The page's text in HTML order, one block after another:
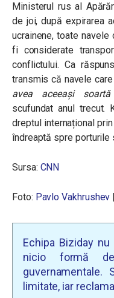
Ministerul rus al
de joi, după expirarea
ucrainene, toate
fi considerate
conflictului. Ca
transmis că navele
avea aceeași
scufundat anul trecut.
dreptul internațional
îndreaptă spre porturile
Sursa: CNN
Foto: Pavlo Vakhrushev |
Echipa Biziday
nicio formă
guvernamentale.
limitate, iar